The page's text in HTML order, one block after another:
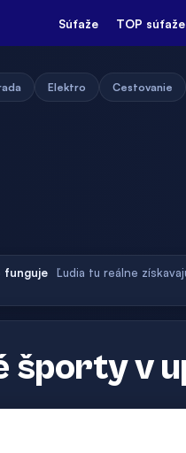
Súťaže TOP súťaže
Elektro Cestovanie
funguje
Ľudia tu reálne
športy v